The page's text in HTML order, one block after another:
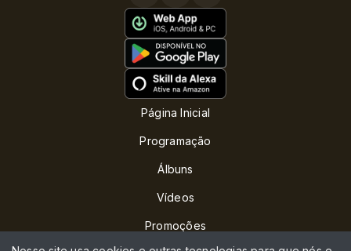
Página Inicial
Programação
Álbuns
Vídeos
Promoções